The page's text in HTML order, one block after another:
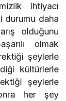
ihtiyacı
durumu daha
olduğunu
olmak
şeylerle
kültürlerle
şeylerle
her şey